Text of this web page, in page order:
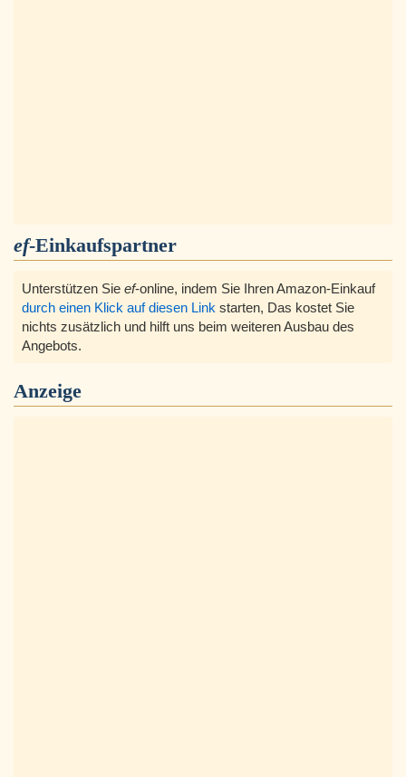
ef-Einkaufspartner
Unterstützen Sie ef-online, indem Sie Ihren Amazon-Einkauf
durch einen Klick auf diesen Link starten, Das kostet Sie
nichts zusätzlich und hilft uns beim weiteren Ausbau des
Angebots.
Anzeige